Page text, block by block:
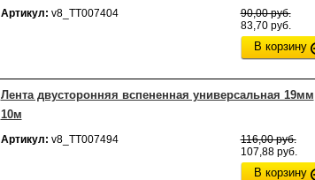
Артикул: v8_ТТ007404
90,00 руб.
83,70 руб.
В корзину
Лента двусторонняя вспененная универсальная 19мм
10м
Артикул: v8_ТТ007494
116,00 руб.
107,88 руб.
В корзину